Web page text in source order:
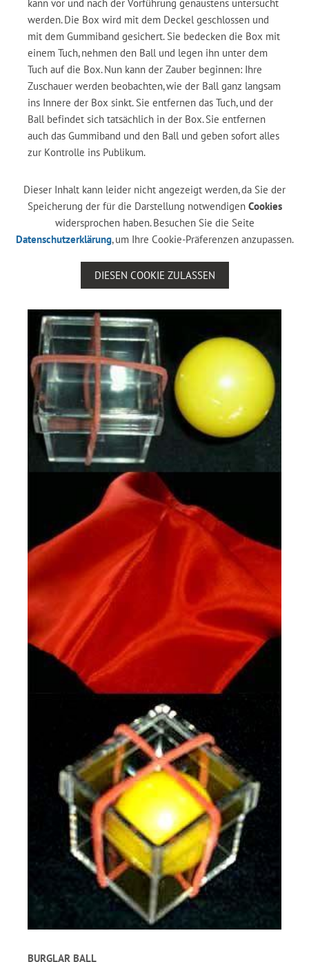
kann vor und nach der Vorführung genaustens untersucht
werden. Die Box wird mit dem Deckel geschlossen und
mit dem Gummiband gesichert. Sie bedecken die Box mit
einem Tuch, nehmen den Ball und legen ihn unter dem
Tuch auf die Box. Nun kann der Zauber beginnen: Ihre
Zuschauer werden beobachten, wie der Ball ganz langsam
ins Innere der Box sinkt. Sie entfernen das Tuch, und der
Ball befindet sich tatsächlich in der Box. Sie entfernen
auch das Gummiband und den Ball und geben sofort alles
zur Kontrolle ins Publikum.
Dieser Inhalt kann leider nicht angezeigt werden, da Sie der
Speicherung der für die Darstellung notwendigen Cookies
widersprochen haben. Besuchen Sie die Seite
Datenschutzerklärung, um Ihre Cookie-Präferenzen anzupassen.
DIESEN COOKIE ZULASSEN
BURGLAR BALL